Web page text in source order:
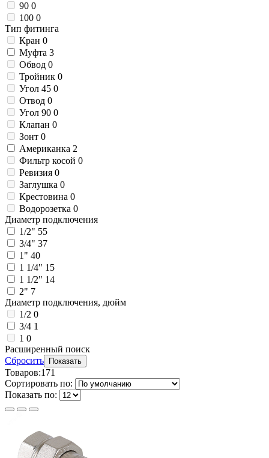
90 0
100 0
Тип фитинга
Кран 0
Муфта 3
Обвод 0
Тройник 0
Угол 45 0
Отвод 0
Угол 90 0
Клапан 0
Зонт 0
Американка 2
Фильтр косой 0
Ревизия 0
Заглушка 0
Крестовина 0
Водорозетка 0
Диаметр подключения
1/2" 55
3/4" 37
1" 40
1 1/4" 15
1 1/2" 14
2" 7
Диаметр подключения, дюйм
1/2 0
3/4 1
1 0
Расширенный поиск
Сбросить
Показать
Товаров:171
Сортировать по:
Показать по: